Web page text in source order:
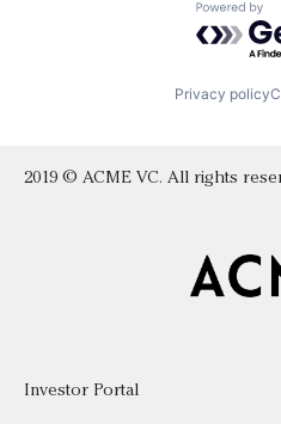
Powered
Privacy policy
2019 © ACME VC. All rights
Investor Portal